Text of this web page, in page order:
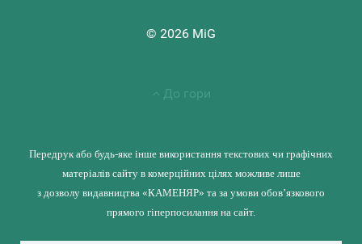
© 2026 MiG
До гори
Передрук або будь-яке інше використання текстових чи графічних
матеріалів сайту в комерційних цілях можливе лише
з дозволу видавництва «КАМЕНЯР» та за умови обов’язкового
прямого гіперпосилання на сайт.